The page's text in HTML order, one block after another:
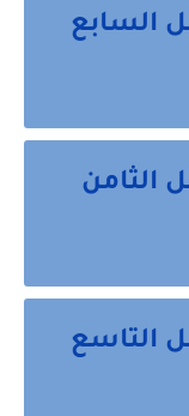
السابع
الثامن
التاسع